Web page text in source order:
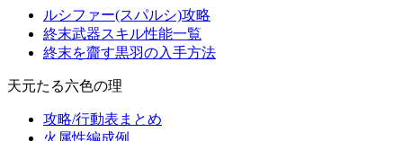
ルシファー(スパルシ)攻略
終末武器スキル性能一覧
終末を齎す黒羽の入手方法
天元たる六色の理
攻略/行動表まとめ
火属性編成例